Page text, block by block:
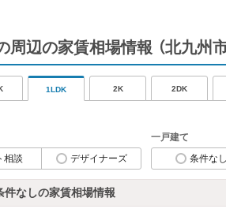
周辺の家賃相場情報 （北九州
1LDK 2K 2DK
相談 デザイナーズ
一戸建て
条件なし
なしの家賃相場情報